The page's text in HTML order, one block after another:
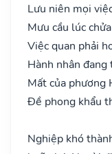
Lưu niên mọi
Mưu cầu lúc
Việc quan phải
Hành nhân
Mất của phương
Đề phong khẩu
Nghiệp khó